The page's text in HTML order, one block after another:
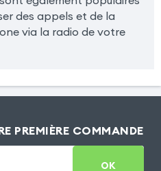
des appels et de la
via la radio de votre
PREMIÈRE COMMANDE
OK